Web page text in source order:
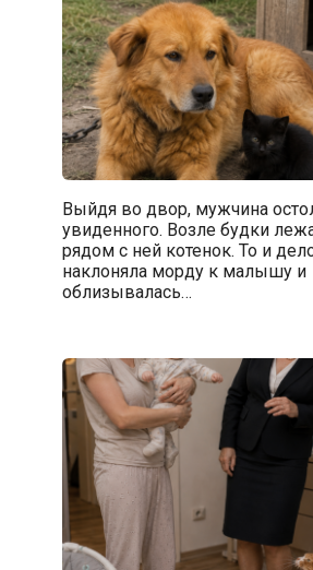
Выйдя во двор, мужчина
увиденного. Возле будки
рядом с ней котенок. То и
наклоняла морду к малышу и
облизывалась…